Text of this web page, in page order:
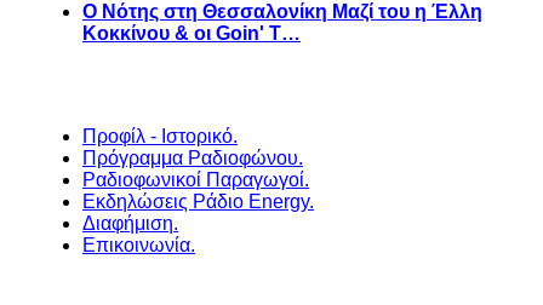
Ο Νότης στη Θεσσαλονίκη Μαζί του η Έλλη
Κοκκίνου & οι Goin' T…
Προφίλ - Ιστορικό.
Πρόγραμμα Ραδιοφώνου.
Ραδιοφωνικοί Παραγωγοί.
Εκδηλώσεις Ράδιο Energy.
Διαφήμιση.
Επικοινωνία.